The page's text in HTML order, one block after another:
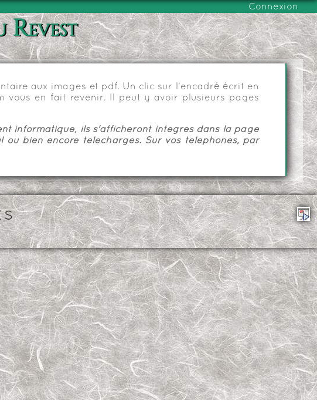
Connexion
Revest
aux images et pdf. Un clic sur l'encadré écrit en
vous en fait revenir. Il peut y avoir plusieurs pages
informatique, ils s'afficheront intégrés dans la page
bien encore téléchargés. Sur vos téléphones, par